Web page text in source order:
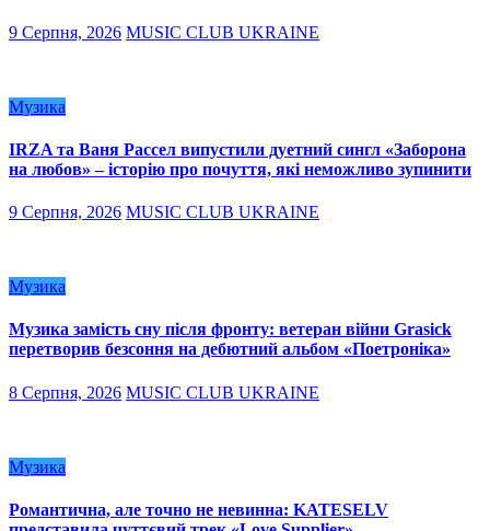
9 Серпня, 2026 MUSIC CLUB UKRAINE
Музика
IRZA та Ваня Рассел випустили дуетний сингл «Заборона
на любов» – історію про почуття, які неможливо зупинити
9 Серпня, 2026 MUSIC CLUB UKRAINE
Музика
Музика замість сну після фронту: ветеран війни Grasick
перетворив безсоння на дебютний альбом «Поетроніка»
8 Серпня, 2026 MUSIC CLUB UKRAINE
Музика
Романтична, але точно не невинна: KATESELV